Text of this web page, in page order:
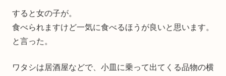
すると女の子が。
食べられますけど一気に食べるほうが良いと思います。
と言った。
ワタシは居酒屋などで、小皿に乗って出てくる品物の横